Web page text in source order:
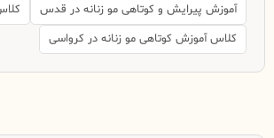
آموزش پیرایش و کوتاهی مو زنانه در قدس
کلاس آموزش کوتاهی مو زنانه در کرواسی